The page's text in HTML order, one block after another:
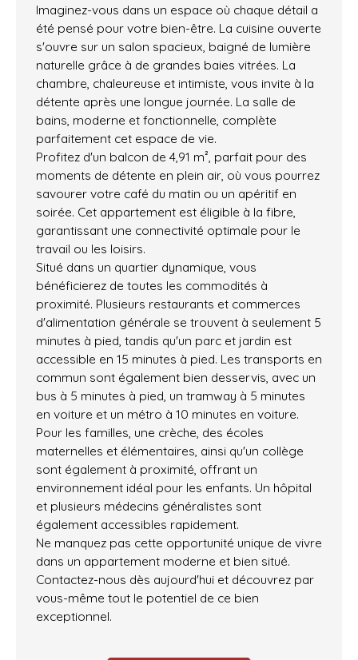
Imaginez-vous dans un espace où chaque détail a
été pensé pour votre bien-être. La cuisine ouverte
s'ouvre sur un salon spacieux, baigné de lumière
naturelle grâce à de grandes baies vitrées. La
chambre, chaleureuse et intimiste, vous invite à la
détente après une longue journée. La salle de
bains, moderne et fonctionnelle, complète
parfaitement cet espace de vie.
Profitez d'un balcon de 4,91 m², parfait pour des
moments de détente en plein air, où vous pourrez
savourer votre café du matin ou un apéritif en
soirée. Cet appartement est éligible à la fibre,
garantissant une connectivité optimale pour le
travail ou les loisirs.
Situé dans un quartier dynamique, vous
bénéficierez de toutes les commodités à
proximité. Plusieurs restaurants et commerces
d'alimentation générale se trouvent à seulement 5
minutes à pied, tandis qu'un parc et jardin est
accessible en 15 minutes à pied. Les transports en
commun sont également bien desservis, avec un
bus à 5 minutes à pied, un tramway à 5 minutes
en voiture et un métro à 10 minutes en voiture.
Pour les familles, une crèche, des écoles
maternelles et élémentaires, ainsi qu'un collège
sont également à proximité, offrant un
environnement idéal pour les enfants. Un hôpital
et plusieurs médecins généralistes sont
également accessibles rapidement.
Ne manquez pas cette opportunité unique de vivre
dans un appartement moderne et bien situé.
Contactez-nous dès aujourd'hui et découvrez par
vous-même tout le potentiel de ce bien
exceptionnel.